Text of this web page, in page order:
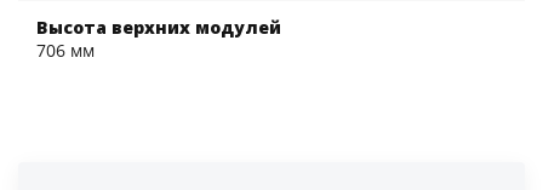
Высота верхних модулей
706 мм